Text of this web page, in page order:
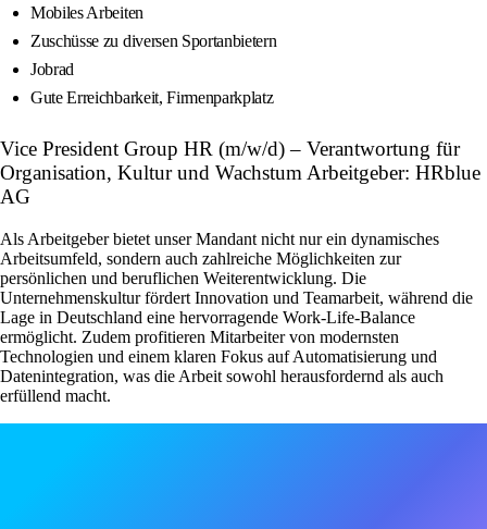
Mobiles Arbeiten
Zuschüsse zu diversen Sportanbietern
Jobrad
Gute Erreichbarkeit, Firmenparkplatz
Vice President Group HR (m/w/d) – Verantwortung für
Organisation, Kultur und Wachstum Arbeitgeber: HRblue
AG
Als Arbeitgeber bietet unser Mandant nicht nur ein dynamisches
Arbeitsumfeld, sondern auch zahlreiche Möglichkeiten zur
persönlichen und beruflichen Weiterentwicklung. Die
Unternehmenskultur fördert Innovation und Teamarbeit, während die
Lage in Deutschland eine hervorragende Work-Life-Balance
ermöglicht. Zudem profitieren Mitarbeiter von modernsten
Technologien und einem klaren Fokus auf Automatisierung und
Datenintegration, was die Arbeit sowohl herausfordernd als auch
erfüllend macht.